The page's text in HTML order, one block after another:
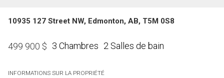
10935 127 Street NW, Edmonton, AB, T5M 0S8
499 900 $ 3 Chambres 2 Salles de bain
INFORMATIONS SUR LA PROPRIÉTÉ